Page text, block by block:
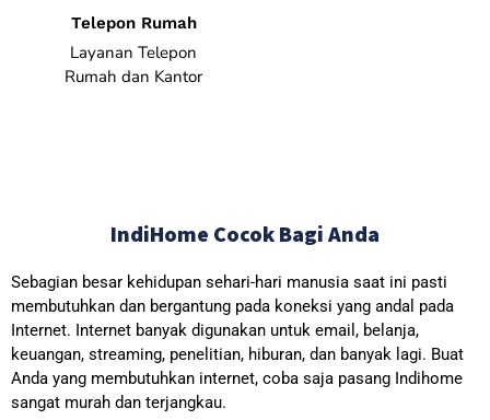
Telepon Rumah
Layanan Telepon
Rumah dan Kantor
IndiHome Cocok Bagi Anda
Sebagian besar kehidupan sehari-hari manusia saat ini pasti
membutuhkan dan bergantung pada koneksi yang andal pada
Internet. Internet banyak digunakan untuk email, belanja,
keuangan, streaming, penelitian, hiburan, dan banyak lagi. Buat
Anda yang membutuhkan internet, coba saja pasang Indihome
sangat murah dan terjangkau.